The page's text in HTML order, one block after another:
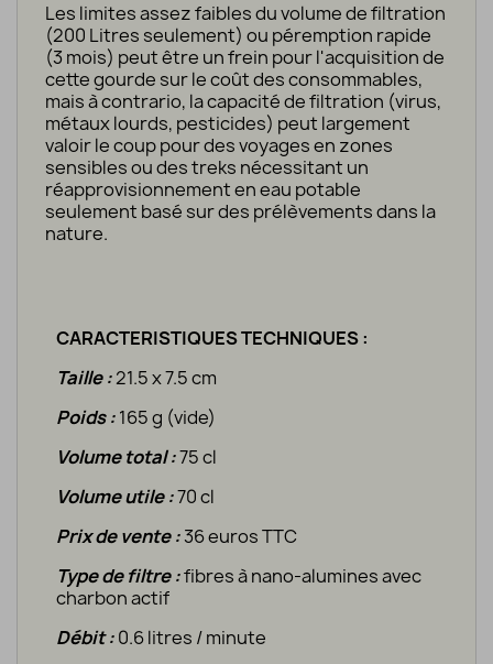
Les limites assez faibles du volume de filtration
(200 Litres seulement) ou péremption rapide
(3 mois) peut être un frein pour l'acquisition de
cette gourde sur le coût des consommables,
mais à contrario, la capacité de filtration (virus,
métaux lourds, pesticides) peut largement
valoir le coup pour des voyages en zones
sensibles ou des treks nécessitant un
réapprovisionnement en eau potable
seulement basé sur des prélèvements dans la
nature.
CARACTERISTIQUES TECHNIQUES :
Taille :21.5 x 7.5 cm
Poids :165 g (vide)
Volume total :75 cl
Volume utile :70 cl
Prix de vente :36 euros TTC
Type de filtre :fibres à nano-alumines avec
charbon actif
Débit :0.6 litres / minute